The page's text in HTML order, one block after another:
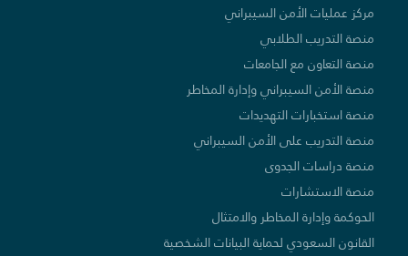
مركز عمليات الأمن السيبراني
منصة التدريب الطلابي
منصة التعاون مع الجامعات
منصة الأمن السيبراني وإدارة المخاطر
منصة استخبارات التهديدات
منصة التدريب على الأمن السيبراني
منصة دراسات الجدوى
منصة الاستشارات
الحوكمة وإدارة المخاطر والامتثال
القانون السعودي لحماية البيانات الشخصية